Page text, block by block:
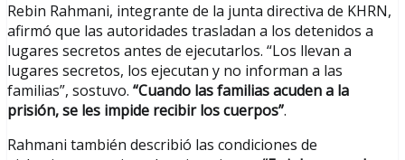
Rebin Rahmani, integrante de la junta directiva de KHRN,
afirmó que las autoridades trasladan a los detenidos a
lugares secretos antes de ejecutarlos. “Los llevan a
lugares secretos, los ejecutan y no informan a las
familias”, sostuvo. “Cuando las familias acuden a la
prisión, se les impide recibir los cuerpos”.
Rahmani también describió las condiciones de